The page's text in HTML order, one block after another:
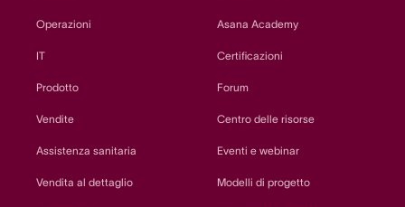
Operazioni
IT
Prodotto
Vendite
Assistenza sanitaria
Vendita al dettaglio
Asana Academy
Certificazioni
Forum
Centro delle risorse
Eventi e webinar
Modelli di progetto